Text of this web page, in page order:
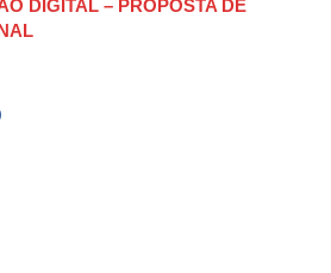
DIGITAL – PROPOSTA DE